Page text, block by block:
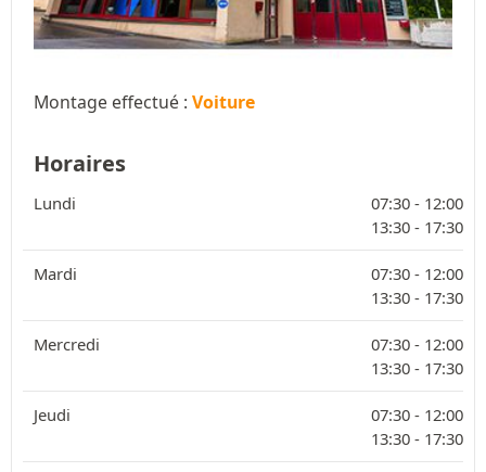
Montage effectué : Voiture
Horaires
Lundi 07:30 - 12:00
13:30 - 17:30
Mardi 07:30 - 12:00
13:30 - 17:30
Mercredi 07:30 - 12:00
13:30 - 17:30
Jeudi 07:30 - 12:00
13:30 - 17:30